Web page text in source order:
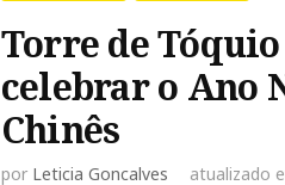
Torre de
celebrar o Ano
Chinês
por Leticia Goncalves atualizado